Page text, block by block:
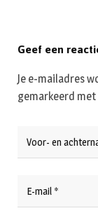
Geef een
Je e-mailadres
gemarkeerd met